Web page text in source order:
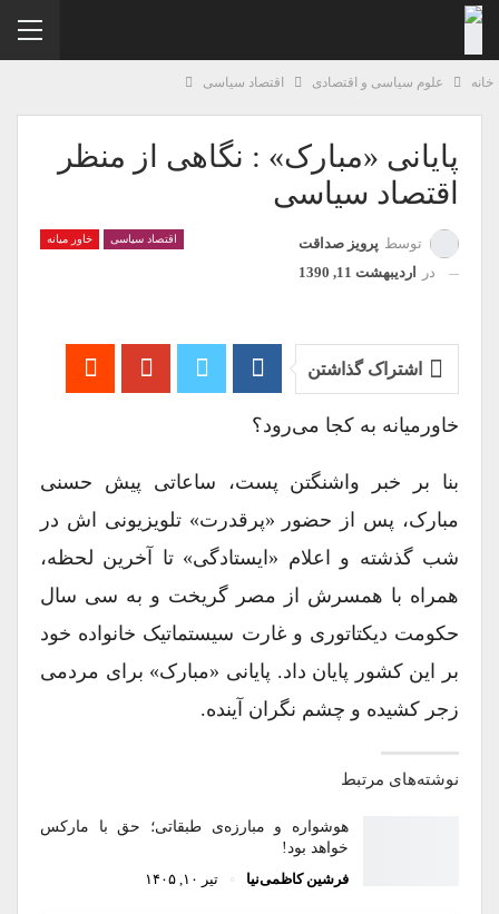
علوم سیاسی و اقتصادی اقتصاد سیاسی
پایانی «مبارک» : نگاهی از منظر
اقتصاد سیاسی
اقتصاد سیاسی خاور میانه توسطپرویز صداقت
دراردیبهشت 11, 1390
اشتراک گذاشتن
خاورمیانه به کجا می‌رود؟
بنا بر خبر واشنگتن پست، ساعاتی پیش حسنی
مبارک، پس از حضور «پرقدرت» تلویزیونی اش در
شب گذشته و اعلام «ایستادگی» تا آخرین لحظه،
همراه با همسرش از مصر گریخت و به سی سال
حکومت دیکتاتوری و غارت سیستماتیک خانواده خود
بر این کشور پایان داد. پایانی «مبارک» برای مردمی
زجر کشیده و چشم نگران آینده.
نوشته‌های مرتبط
هوشواره و مبارزه‌ی طبقاتی؛ حق با مارکس
خواهد بود!
فرشین کاظمی‌نیا
تیر ۱۰, ۱۴۰۵